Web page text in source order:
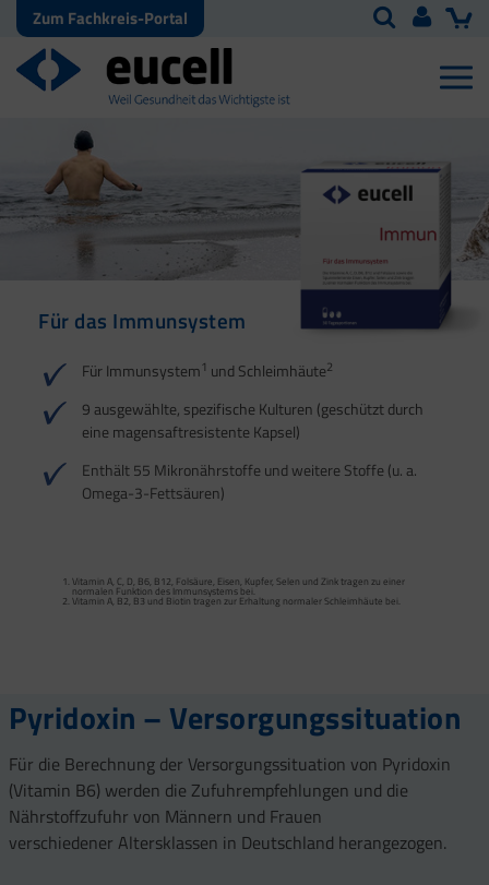
Zum Fachkreis-Portal
Für das Immunsystem
Für Immunsystem1 und Schleimhäute2
9 ausgewählte, spezifische Kulturen (geschützt durch
eine magensaftresistente Kapsel)
Enthält 55 Mikronährstoffe und weitere Stoffe (u. a.
Omega-3-Fettsäuren)
Vitamin A, C, D, B6, B12, Folsäure, Eisen, Kupfer, Selen und Zink tragen zu einer
normalen Funktion des Immunsystems bei.
Vitamin A, B2, B3 und Biotin tragen zur Erhaltung normaler Schleimhäute bei.
Für Haut, Haare und
4
Vitamin A, Beta-Carotin, Vitamine B2, B3, Biotin und Zink tragen zur Erhaltung
Für Ihre natürliche
normalen Stoffwechsel von Makronährstoffen bei.
Vitamin B2 und Biotin tragen zur Erhaltung normaler Schleimhäute (einschließlich
Darmschleimhaut) bei.
Vitamin D und Zink tragen zur normalen Funktion des Immunsystems bei.
Pyridoxin – Versorgungssituation
Für die Berechnung der Versorgungssituation von Pyridoxin
(Vitamin B6) werden die Zufuhrempfehlungen und die
Nährstoffzufuhr von Männern und Frauen
verschiedener Altersklassen in Deutschland herangezogen.